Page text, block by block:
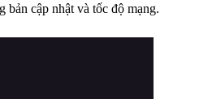
bản cập nhật và tốc độ mạng.